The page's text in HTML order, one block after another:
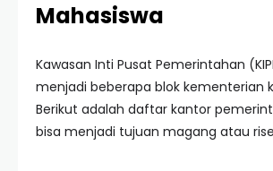
Mahasiswa
Kawasan Inti Pusat Pemerintahan
menjadi beberapa blok kementerian
Berikut adalah daftar kantor
bisa menjadi tujuan magang atau